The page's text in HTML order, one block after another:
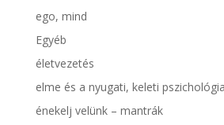
ego, mind
Egyéb
életvezetés
elme és a nyugati, keleti pszichológia
énekelj velünk – mantrák